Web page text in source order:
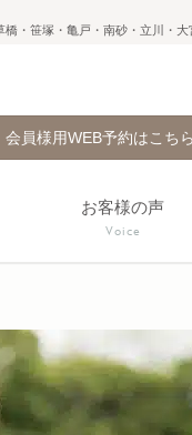
・笹塚・亀戸・南砂・立川・大
会員様用WEB予約はこちら
お客様の声
Voice